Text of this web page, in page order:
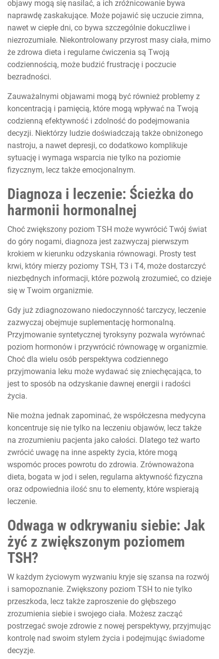
objawy mogą się nasilać, a ich zróżnicowanie bywa
naprawdę zaskakujące. Może pojawić się uczucie zimna,
nawet w ciepłe dni, co bywa szczególnie dokuczliwe i
niezrozumiałe. Niekontrolowany przyrost masy ciała, mimo
że zdrowa dieta i regularne ćwiczenia są Twoją
codziennością, może budzić frustrację i poczucie
bezradności.
Zauważalnymi objawami mogą być również problemy z
koncentracją i pamięcią, które mogą wpływać na Twoją
codzienną efektywność i zdolność do podejmowania
decyzji. Niektórzy ludzie doświadczają także obniżonego
nastroju, a nawet depresji, co dodatkowo komplikuje
sytuację i wymaga wsparcia nie tylko na poziomie
fizycznym, lecz także emocjonalnym.
Diagnoza i leczenie: Ścieżka do
harmonii hormonalnej
Choć zwiększony poziom TSH może wywrócić Twój świat
do góry nogami, diagnoza jest zazwyczaj pierwszym
krokiem w kierunku odzyskania równowagi. Prosty test
krwi, który mierzy poziomy TSH, T3 i T4, może dostarczyć
niezbędnych informacji, które pozwolą zrozumieć, co dzieje
się w Twoim organizmie.
Gdy już zdiagnozowano niedoczynność tarczycy, leczenie
zazwyczaj obejmuje suplementację hormonalną.
Przyjmowanie syntetycznej tyroksyny pozwala wyrównać
poziom hormonów i przywrócić równowagę w organizmie.
Choć dla wielu osób perspektywa codziennego
przyjmowania leku może wydawać się zniechęcająca, to
jest to sposób na odzyskanie dawnej energii i radości
życia.
Nie można jednak zapominać, że współczesna medycyna
koncentruje się nie tylko na leczeniu objawów, lecz także
na zrozumieniu pacjenta jako całości. Dlatego też warto
zwrócić uwagę na inne aspekty życia, które mogą
wspomóc proces powrotu do zdrowia. Zrównoważona
dieta, bogata w jod i selen, regularna aktywność fizyczna
oraz odpowiednia ilość snu to elementy, które wspierają
leczenie.
Odwaga w odkrywaniu siebie: Jak
żyć z zwiększonym poziomem
TSH?
W każdym życiowym wyzwaniu kryje się szansa na rozwój
i samopoznanie. Zwiększony poziom TSH to nie tylko
przeszkoda, lecz także zaproszenie do głębszego
zrozumienia siebie i swojego ciała. Możesz zacząć
postrzegać swoje zdrowie z nowej perspektywy, przyjmując
kontrolę nad swoim stylem życia i podejmując świadome
decyzje.